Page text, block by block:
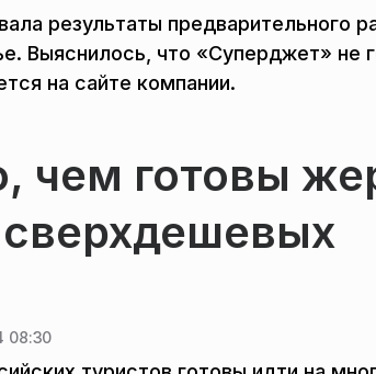
результаты предварительного
Выяснилось, что «Суперджет» не
на сайте компании.
чем готовы
08:30